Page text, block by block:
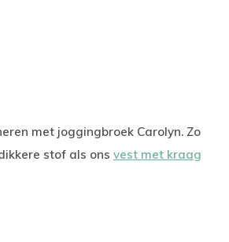
met joggingbroek Carolyn. Zo
stof als ons vest met kraag